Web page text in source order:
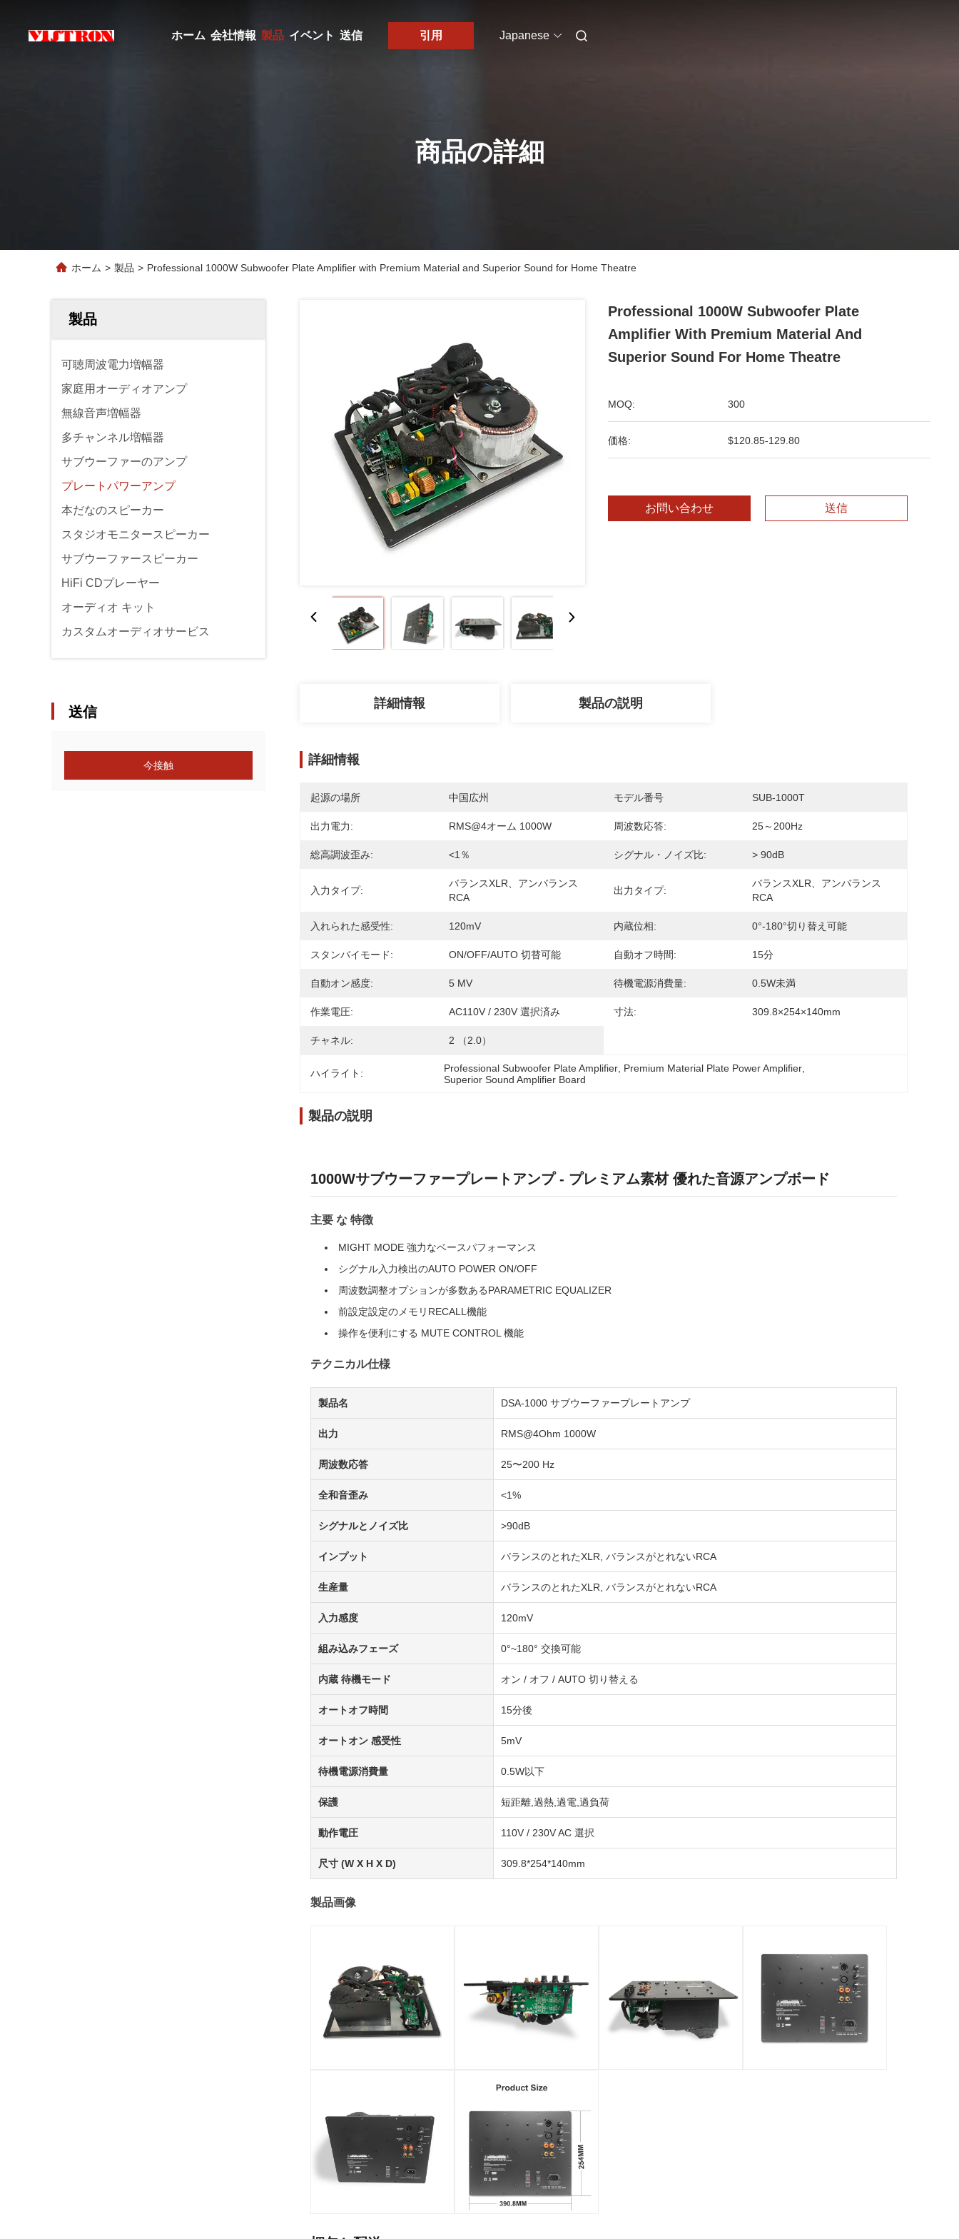
ホーム 会社情報 製品 イベント 送信 引用 Japanese
商品の詳細
ホーム > 製品 > Professional 1000W Subwoofer Plate Amplifier with Premium Material and Superior Sound for Home Theatre
製品
可聴周波電力増幅器
家庭用オーディオアンプ
無線音声増幅器
多チャンネル増幅器
サブウーファーのアンプ
プレートパワーアンプ
本だなのスピーカー
スタジオモニタースピーカー
サブウーファースピーカー
HiFi CDプレーヤー
オーディオ キット
カスタムオーディオサービス
送信
今接触
Professional 1000W Subwoofer Plate
Amplifier With Premium Material And
Superior Sound For Home Theatre
MOQ: 300
価格: $120.85-129.80
お問い合わせ 送信
詳細情報 製品の説明
詳細情報
起源の場所 中国広州 モデル番号 SUB-1000T
出力電力: RMS@4オーム 1000W 周波数応答: 25～200Hz
総高調波歪み: <1％ シグナル・ノイズ比: > 90dB
入力タイプ:
バランスXLR、アンバランス
RCA
出力タイプ:
バランスXLR、アンバランス
RCA
入れられた感受性: 120mV 内蔵位相: 0°-180°切り替え可能
スタンバイモード: ON/OFF/AUTO 切替可能 自動オフ時間: 15分
自動オン感度: 5 MV 待機電源消費量: 0.5W未満
作業電圧: AC110V / 230V 選択済み 寸法: 309.8×254×140mm
チャネル: 2 （2.0）
ハイライト: Professional Subwoofer Plate Amplifier Premium Material Plate Power Amplifier
Superior Sound Amplifier Board
製品の説明
1000Wサブウーファープレートアンプ - プレミアム素材 優れた音源アンプボード
主要 な 特徴
MIGHT MODE 強力なベースパフォーマンス
シグナル入力検出のAUTO POWER ON/OFF
周波数調整オプションが多数あるPARAMETRIC EQUALIZER
前設定設定のメモリRECALL機能
操作を便利にする MUTE CONTROL 機能
テクニカル仕様
製品名 DSA-1000 サブウーファープレートアンプ
出力 RMS@4Ohm 1000W
周波数応答 25〜200 Hz
全和音歪み <1%
シグナルとノイズ比 >90dB
インプット バランスのとれたXLR, バランスがとれないRCA
生産量 バランスのとれたXLR, バランスがとれないRCA
入力感度 120mV
組み込みフェーズ 0°~180° 交換可能
内蔵 待機モード オン / オフ / AUTO 切り替える
オートオフ時間 15分後
オートオン 感受性 5mV
待機電源消費量 0.5W以下
保護 短距離,過熱,過電,過負荷
動作電圧 110V / 230V AC 選択
尺寸 (W X H X D) 309.8*254*140mm
製品画像